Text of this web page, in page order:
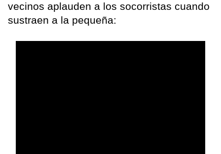
vecinos aplauden a los socorristas cuando
sustraen a la pequeña: